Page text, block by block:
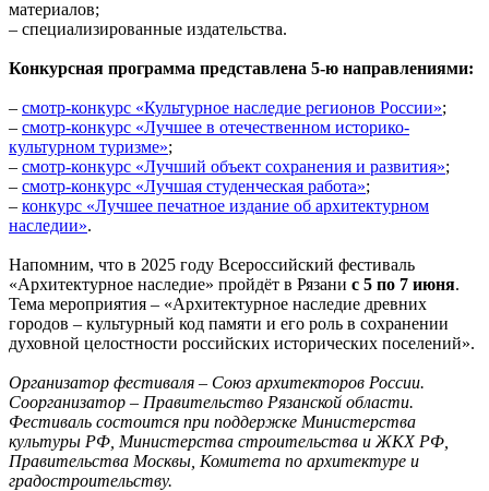
материалов;
– специализированные издательства.
Конкурсная программа представлена 5-ю направлениями:
– смотр-конкурс «Культурное наследие регионов России»;
– смотр-конкурс «Лучшее в отечественном историко-
культурном туризме»;
– смотр-конкурс «Лучший объект сохранения и развития»;
– смотр-конкурс «Лучшая студенческая работа»;
– конкурс «Лучшее печатное издание об архитектурном
наследии».
Напомним, что в 2025 году Всероссийский фестиваль
«Архитектурное наследие» пройдёт в Рязани с 5 по 7 июня.
Тема мероприятия – «Архитектурное наследие древних
городов – культурный код памяти и его роль в сохранении
духовной целостности российских исторических поселений».
Организатор фестиваля – Союз архитекторов России.
Соорганизатор – Правительство Рязанской области.
Фестиваль состоится при поддержке Министерства
культуры РФ, Министерства строительства и ЖКХ РФ,
Правительства Москвы, Комитета по архитектуре и
градостроительству.